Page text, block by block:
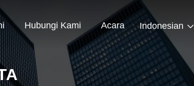
Hubungi Kami Acara Indonesian